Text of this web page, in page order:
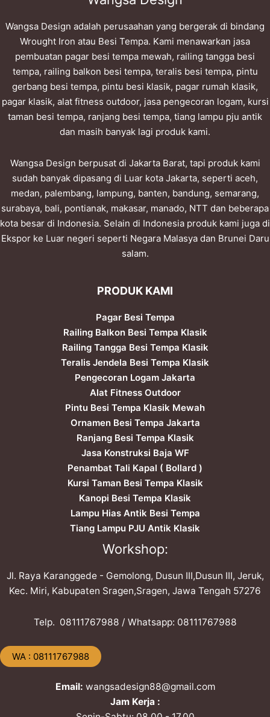
Wangsa Design adalah perusaahan yang bergerak di bindang
Wrought Iron atau Besi Tempa. Kami menawarkan jasa
pembuatan pagar besi tempa mewah, railing tangga besi
tempa, railing balkon besi tempa, teralis besi tempa, pintu
gerbang besi tempa, pintu besi klasik, pagar rumah klasik,
pagar klasik, alat fitness outdoor, jasa pengecoran logam, kursi
taman besi tempa, ranjang besi tempa, tiang lampu pju antik
dan masih banyak lagi produk kami.
Wangsa Design berpusat di Jakarta Barat, tapi produk kami
sudah banyak dipasang di Luar kota Jakarta, seperti aceh,
medan, palembang, lampung, banten, bandung, semarang,
surabaya, bali, pontianak, makasar, manado, NTT dan beberapa
kota besar di Indonesia. Selain di Indonesia produk kami juga di
Ekspor ke Luar negeri seperti Negara Malasya dan Brunei Daru
salam.
PRODUK KAMI
Pagar Besi Tempa
Railing Balkon Besi Tempa Klasik
Railing Tangga Besi Tempa Klasik
Teralis Jendela Besi Tempa Klasik
Pengecoran Logam Jakarta
Alat Fitness Outdoor
Pintu Besi Tempa Klasik Mewah
Ornamen Besi Tempa Jakarta
Ranjang Besi Tempa Klasik
Jasa Konstruksi Baja WF
Penambat Tali Kapal ( Bollard )
Kursi Taman Besi Tempa Klasik
Kanopi Besi Tempa Klasik
Lampu Hias Antik Besi Tempa
Tiang Lampu PJU Antik Klasik
Workshop:
Jl. Raya Karanggede - Gemolong, Dusun III,Dusun III, Jeruk,
Kec. Miri, Kabupaten Sragen,Sragen, Jawa Tengah 57276
Telp. ​08111767988 / Whatsapp: ​08111767988
​WA : 08111767988
Email: wangsadesign88@gmail.com
Jam Kerja :